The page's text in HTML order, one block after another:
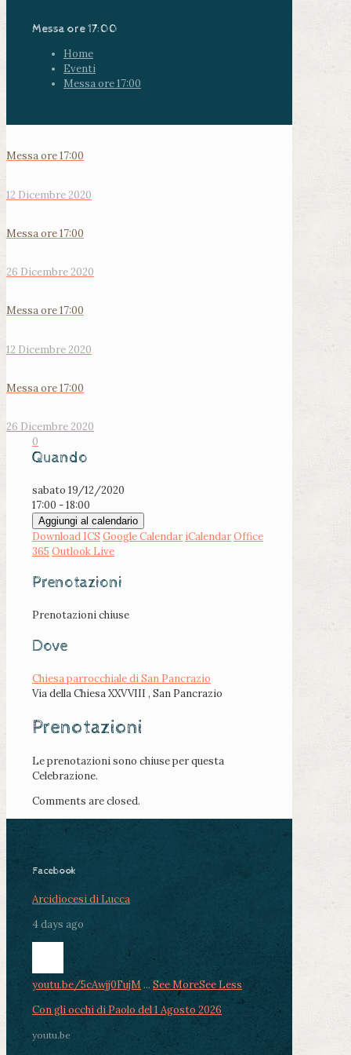
Messa ore 17:00
Home
Eventi
Messa ore 17:00
Messa ore 17:00
12 Dicembre 2020
Messa ore 17:00
26 Dicembre 2020
Messa ore 17:00
12 Dicembre 2020
Messa ore 17:00
26 Dicembre 2020
0
Quando
sabato 19/12/2020
17:00 - 18:00
Aggiungi al calendario
Download ICS Google Calendar iCalendarOffice
365 Outlook Live
Prenotazioni
Prenotazioni chiuse
Dove
Chiesa parrocchiale di San Pancrazio
Via della Chiesa XXVVIII , San Pancrazio
Prenotazioni
Le prenotazioni sono chiuse per questa
Celebrazione.
Comments are closed.
Facebook
Arcidiocesi di Lucca
4 days ago
youtu.be/5cAwjj0FujM ... See MoreSee Less
Con gli occhi di Paolo del 1 Agosto 2026
youtu.be